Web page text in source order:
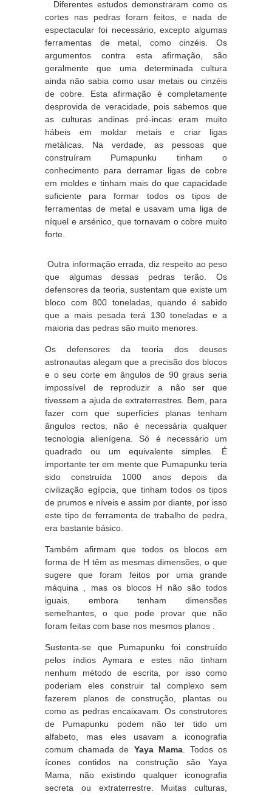
Diferentes estudos demonstraram como os
cortes nas pedras foram feitos, e nada de
espectacular foi necessário, excepto algumas
ferramentas de metal, como cinzéis. Os
argumentos contra esta afirmação, são
geralmente que uma determinada cultura
ainda não sabia como usar metais ou cinzéis
de cobre. Esta afirmação é completamente
desprovida de veracidade, pois sabemos que
as culturas andinas pré-incas eram muito
hábeis em moldar metais e criar ligas
metálicas. Na verdade, as pessoas que
construíram Pumapunku tinham o
conhecimento para derramar ligas de cobre
em moldes e tinham mais do que capacidade
suficiente para formar todos os tipos de
ferramentas de metal e usavam uma liga de
níquel e arsénico, que tornavam o cobre muito
forte.
Outra informação errada, diz respeito ao peso
que algumas dessas pedras terão. Os
defensores da teoria, sustentam que existe um
bloco com 800 toneladas, quando é sabido
que a mais pesada terá 130 toneladas e a
maioria das pedras são muito menores.
Os defensores da teoria dos deuses
astronautas alegam que a precisão dos blocos
e o seu corte em ângulos de 90 graus seria
impossível de reproduzir a não ser que
tivessem a ajuda de extraterrestres. Bem, para
fazer com que superfícies planas tenham
ângulos rectos, não é necessária qualquer
tecnologia alienígena. Só é necessário um
quadrado ou um equivalente simples. É
importante ter em mente que Pumapunku teria
sido construída 1000 anos depois da
civilização egípcia, que tinham todos os tipos
de prumos e níveis e assim por diante, por isso
este tipo de ferramenta de trabalho de pedra,
era bastante básico.
Também afirmam que todos os blocos em
forma de H têm as mesmas dimensões, o que
sugere que foram feitos por uma grande
máquina , mas os blocos H não são todos
iguais, embora tenham dimensões
semelhantes, o que pode provar que não
foram feitas com base nos mesmos planos .
Sustenta-se que Pumapunku foi construído
pelos índios Aymara e estes não tinham
nenhum método de escrita, por isso como
poderiam eles construir tal complexo sem
fazerem planos de construção, plantas ou
como as pedras encaixavam. Os construtores
de Pumapunku podem não ter tido um
alfabeto, mas eles usavam a iconografia
comum chamada de Yaya Mama. Todos os
ícones contidos na construção são Yaya
Mama, não existindo qualquer iconografia
secreta ou extraterrestre. Muitas culturas,